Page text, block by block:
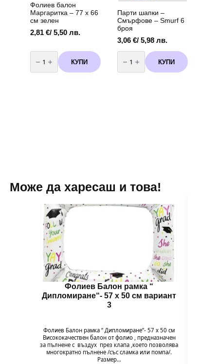
Фолиев балон
Маргаритка – 77 х 66
см зелен
2,81 €/ 5,50 лв.
количество
за
Фолиев
балон
КУПИ
Парти шапки –
Смърфoве – Smurf 6
броя
3,06 €/ 5,98 лв.
количество
за
Парти
шапки
КУПИ
Може да харесаш и това!
Фолиев Балон рамка “
Дипломиране“- 57 х 50 см вариант
3
Фолиев Балон рамка “ Дипломиране“- 57 х 50 см
Висококачествен балон от фолио , предназначен
за пълнене с въздух през клапа ,което позволява
многократно пълнене /със сламка или помпа/.
Размер…